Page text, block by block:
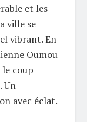
et les
ville se
vibrant. En
Oumou
coup
Un
avec éclat.